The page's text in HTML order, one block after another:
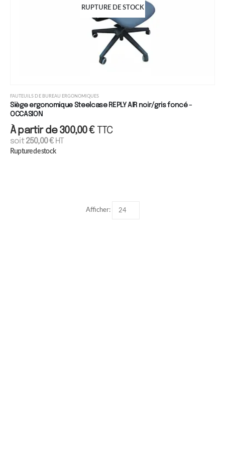
RUPTURE DE STOCK
FAUTEUILS DE BUREAU ERGONOMIQUES
Siège ergonomique Steelcase REPLY AIR noir/gris foncé -
OCCASION
À partir de300,00€ TTC
soit250,00€HT
Rupture de stock
Afficher: